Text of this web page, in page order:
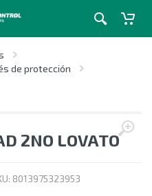
de protección
2NO LOVATO
8013975323953